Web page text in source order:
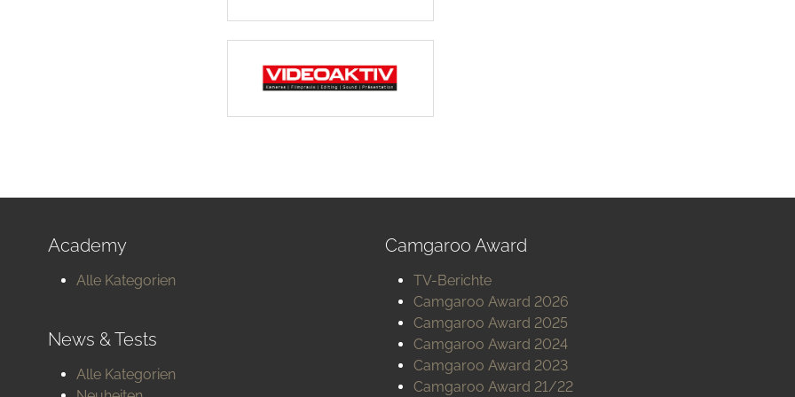
Academy
Alle Kategorien
News & Tests
Alle Kategorien
Camgaroo Award
TV-Berichte
Camgaroo Award 2026
Camgaroo Award 2025
Camgaroo Award 2024
Camgaroo Award 2023
Camgaroo Award 21/22